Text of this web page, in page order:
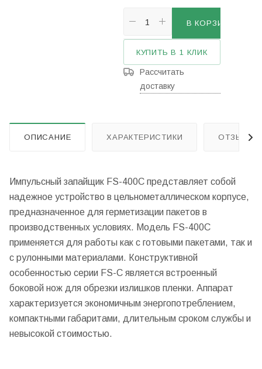
В КОРЗИНУ
КУПИТЬ В 1 КЛИК
Рассчитать
доставку
ОПИСАНИЕ ХАРАКТЕРИСТИКИ ОТЗЫВЫ
Импульсный запайщик FS-400C представляет собой
надежное устройство в цельнометаллическом корпусе,
предназначенное для герметизации пакетов в
производственных условиях. Модель FS-400C
применяется для работы как с готовыми пакетами, так и
с рулонными материалами. Конструктивной
особенностью серии FS-C является встроенный
боковой нож для обрезки излишков пленки. Аппарат
характеризуется экономичным энергопотреблением,
компактными габаритами, длительным сроком службы и
невысокой стоимостью.